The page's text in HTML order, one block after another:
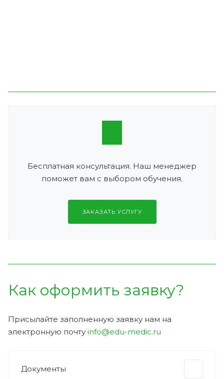
Бесплатная консультация. Наш менеджер
поможет вам с выбором обучения.
ЗАКАЗАТЬ УСЛУГУ
Как оформить заявку?
Присылайте заполненную заявку нам на
электронную почту info@edu-medic.ru
Документы